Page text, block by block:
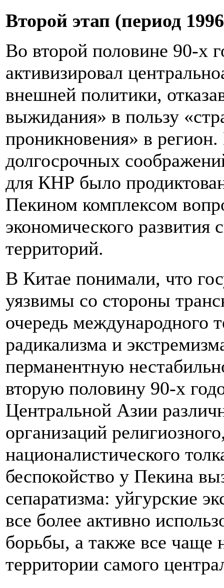
Второй этап (период
Во второй половине 90-х
активизировал
внешней политики,
выжидания» в пользу
проникновения» в
долгосрочных
для КНР было
Пекином комплексом
экономического развития
территорий.
В Китае понимали, что
уязвимы со стороны
очередь международного
радикализма и
перманентную
вторую половину 90-х
Центральной Азии
организаций
националистического
беспокойство у Пекина
сепаратизма: уйгурские
все более активно
борьбы, а также все чаще
территории самого